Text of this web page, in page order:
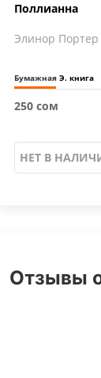
Поллианна
Элинор Портер
Бумажная Э. книга
250 сом
НЕТ В
Отзывы